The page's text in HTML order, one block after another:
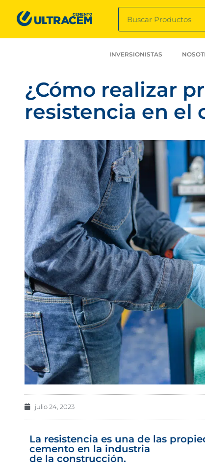
INVERSIONISTAS
¿Cómo realizar
resistencia en el
julio 24, 2023
La resistencia es una de las
cemento en la industria
de la construcción.